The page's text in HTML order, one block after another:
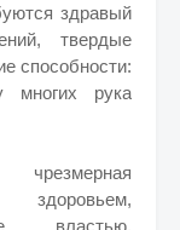
здравый
твердые
способности:
многих рука
здоровьем,
властью,